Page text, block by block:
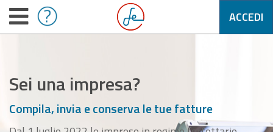
ACCEDI
Sei una impresa?
Compila, invia e conserva le tue fatture